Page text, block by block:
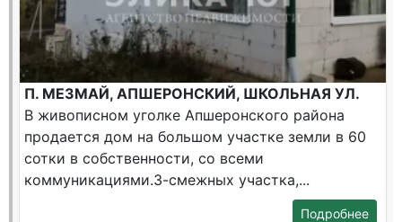
П. МЕЗМАЙ, АПШЕРОНСКИЙ, ШКОЛЬНАЯ УЛ.
В живописном уголке Апшеронского района
продается дом на большом участке земли в 60
сотки в собственности, со всеми
коммуникациями.3-смежных участка,...
Подробнее